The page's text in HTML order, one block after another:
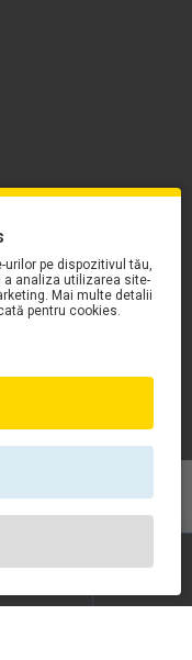
pe dispozitivul tău,
a analiza utilizarea site-
Mai multe detalii
pentru cookies.